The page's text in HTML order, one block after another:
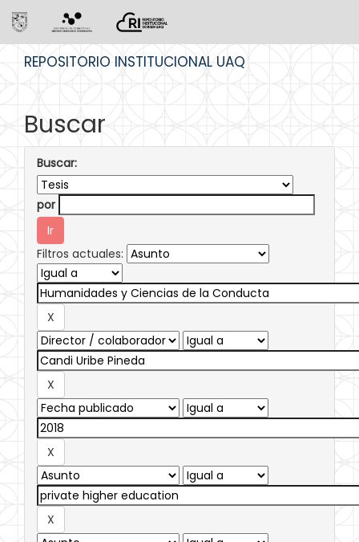
REPOSITORIO INSTITUCIONAL UAQ
Buscar
Buscar:
por
Filtros actuales: